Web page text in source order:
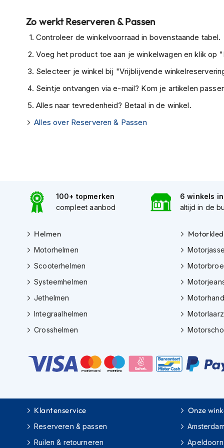
motorjassen
Motorbroeken
Heren
motorbroeken
Doorwaai
motorbroeken
Textiel
motorbroeken
motorbroeken
Kevlar
motorbroeken
Cargo
Motorjeans
Heren
motorpak
Eendelig
motorpak
Tweedelig
Zo werkt Reserveren & Passen
Controleer de winkelvoorraad in bovenstaande tabel.
Voeg het product toe aan je winkelwagen en klik op
Selecteer je winkel bij "Vrijblijvende
Seintje ontvangen via e-mail? Kom je artikelen
Alles naar tevredenheid? Betaal in de winkel.
Alles over Reserveren & Passen
100+ topmerken
compleet aanbod
6 winkels in
altijd in de
Helmen
Motorhelmen
Scooterhelmen
Systeemhelmen
Jethelmen
Integraalhelmen
Crosshelmen
Klantenservice
Reserveren & passen
Ruilen & retourneren
Onze
Amsterdam
Apeldoorn